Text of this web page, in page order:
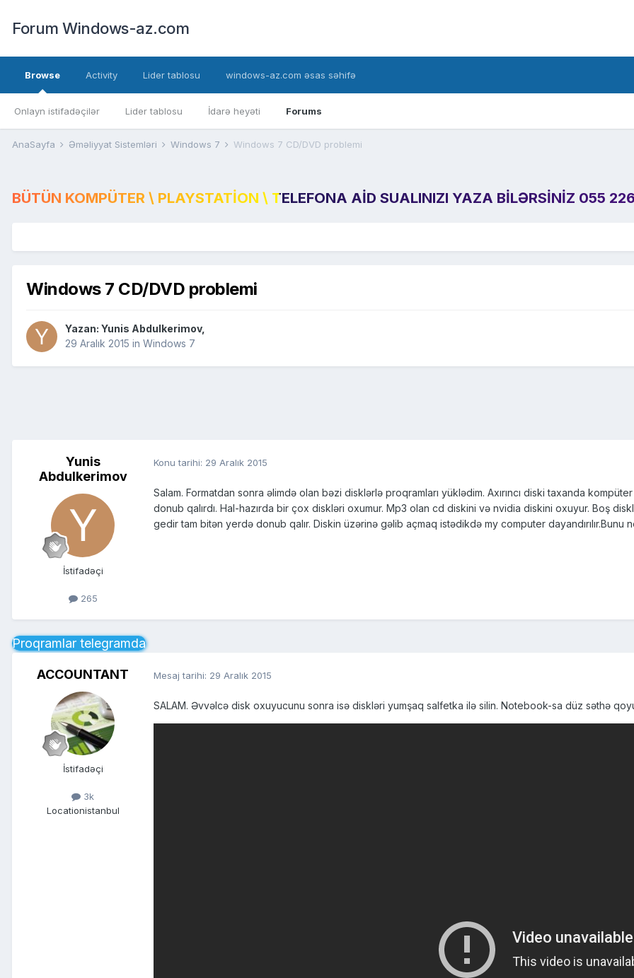
Forum Windows-az.com
Browse
Onlayn istifadəçilər Lider tablosu İdarə heyəti Forums
Activity Lider tablosu windows-az.com əsas səhifə
AnaSayfa Əməliyyat Sistemləri Windows 7 Windows 7 CD/DVD problemi
BÜTÜN KOMPÜTER \ PLAYSTATION \ TELEFONA AID SUALINIZI YAZA BILƏRSINIZ 055
Windows 7 CD/DVD problemi
Yazan: Yunis Abdulkerimov,
29 Aralık 2015 in Windows 7
Yunis
Abdulkerimov
İstifadəçi
265
Konu tarihi: 29 Aralık 2015
Salam. Formatdan sonra əlimdə olan bəzi disklərlə proqramları yüklədim. Axırıncı diski taxanda
donub qalırdı. Hal-hazırda bir çox diskləri oxumur. Mp3 olan cd diskini və nvidia diskini oxuyur. Boş
gedir tam bitən yerdə donub qalır. Diskin üzərinə gəlib açmaq istədikdə my computer dayandırılır.Bunu
Proqramlar telegramda
ACCOUNTANT
İstifadəçi
3k
Locationistanbul
Mesaj tarihi: 29 Aralık 2015
SALAM. Əvvəlcə disk oxuyucunu sonra isə diskləri yumşaq salfetka ilə silin. Notebook-sa düz səthə